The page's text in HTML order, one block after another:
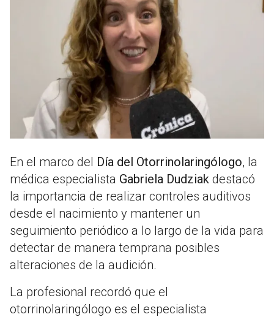
En el marco del Día del Otorrinolaringólogo, la
médica especialista Gabriela Dudziak destacó
la importancia de realizar controles auditivos
desde el nacimiento y mantener un
seguimiento periódico a lo largo de la vida para
detectar de manera temprana posibles
alteraciones de la audición.
La profesional recordó que el
otorrinolaringólogo es el especialista